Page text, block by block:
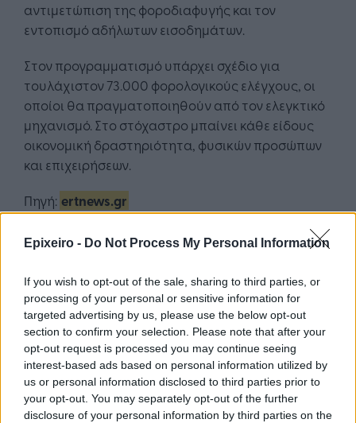
Epixeiro - Do Not Process My Personal Information
If you wish to opt-out of the sale, sharing to third parties, or
processing of your personal or sensitive information for
targeted advertising by us, please use the below opt-out
section to confirm your selection. Please note that after your
opt-out request is processed you may continue seeing
interest-based ads based on personal information utilized by
us or personal information disclosed to third parties prior to
your opt-out. You may separately opt-out of the further
disclosure of your personal information by third parties on the
αντιμετώπιση της φοροδιαφυγής και τον
εντοπισμό αδήλωτων εισοδημάτων.
Στον προγραμματισμό υπάρχει σχέδιο για
τουλάχιστον 73.000 φορολογικούς ελέγχους, οι
οποίοι θα πραγματοποιηθούν από τον ελεγκτικό
μηχανισμό. Στο στόχαστρο μπαίνει κάθε είδους
οικονομική δραστηριότητα, φυσικών προσώπων
και επιχειρήσεων.
Πηγή: ertnews.gr
Ακολουθήστε το στο Google News
και μάθετε πρώτοι όλα τα επιχειρηματικά νέα
Δείτε όλες τις τελευταίες επιχειρηματικές
Ειδήσεις από την Ελλάδα και τον κόσμο στο